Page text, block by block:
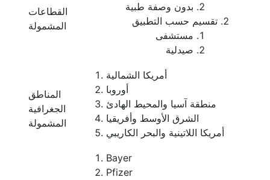
القطاعات
المشمولة
بدون وصفة طبية
تقسيم حسب التطبيق
مستشفى
صيدلية
المناطق
الجغرافية
المشمولة
أمريكا الشمالية
أوروبا
منطقة آسيا والمحيط الهادئ
الشرق الأوسط وأفريقيا
أمريكا اللاتينية والبحر الكاريبي
Bayer
Pfizer